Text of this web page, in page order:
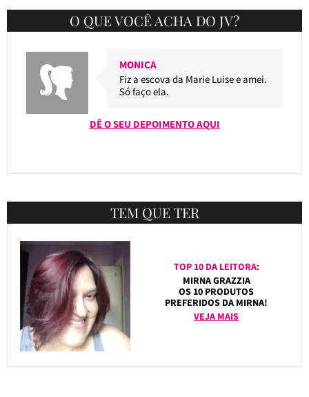
O QUE VOCÊ ACHA DO JV?
MONICA
Fiz a escova da Marie Luise e amei.
Só faço ela.
DÊ O SEU DEPOIMENTO AQUI
TEM QUE TER
TOP 10 DA LEITORA:
MIRNA GRAZZIA
OS 10 PRODUTOS
PREFERIDOS DA MIRNA!
VEJA MAIS